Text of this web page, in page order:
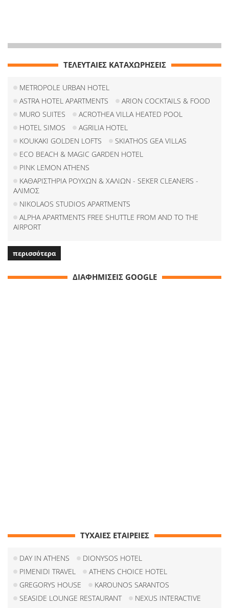
ΤΕΛΕΥΤΑΙΕΣ ΚΑΤΑΧΩΡΗΣΕΙΣ
METROPOLE URBAN HOTEL
ASTRA HOTEL APARTMENTS
ARION COCKTAILS & FOOD
MURO SUITES
ACROTHEA VILLA HEATED POOL
HOTEL SIMOS
AGRILIA HOTEL
KOUKAKI GOLDEN LOFTS
SKIATHOS GEA VILLAS
ECO BEACH & MAGIC GARDEN HOTEL
PINK LEMON ATHENS
ΚΑΘΑΡΙΣΤΗΡΙΑ ΡΟΥΧΩΝ & ΧΑΛΙΩΝ - SEKER CLEANERS -
ΑΛΙΜΟΣ
NIKOLAOS STUDIOS APARTMENTS
ALPHA APARTMENTS FREE SHUTTLE FROM AND TO THE
AIRPORT
περισσότερα
ΔΙΑΦΗΜΙΣΕΙΣ GOOGLE
ΤΥΧΑΙΕΣ ΕΤΑΙΡΕΙΕΣ
DAY IN ATHENS
DIONYSOS HOTEL
PIMENIDI TRAVEL
ATHENS CHOICE HOTEL
GREGORYS HOUSE
KAROUNOS SARANTOS
SEASIDE LOUNGE RESTAURANT
NEXUS INTERACTIVE